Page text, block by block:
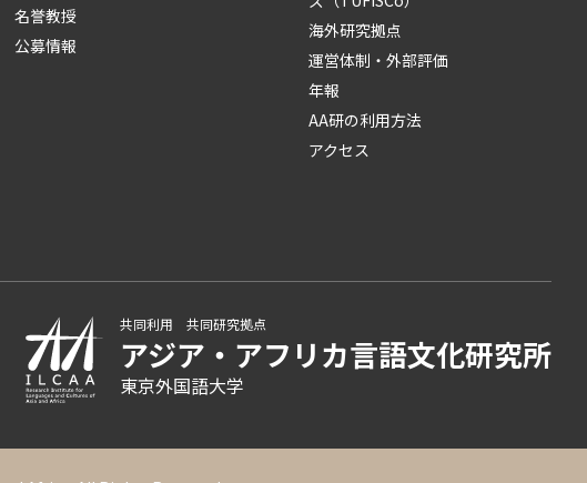
名誉教授
公募情報
海外研究拠点
運営体制・外部評価
年報
AA研の利用方法
アクセス
共同利用 共同研究拠点
アジア・アフリカ言語文化研究所
東京外国語大学